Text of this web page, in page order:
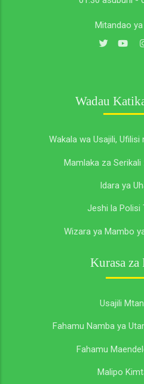
Mitandao
Wadau
Wakala wa Usajili, Ufilisi
Mamlaka za
Idara ya
Jeshi la Polisi
Wizara ya Mambo
Kurasa
Usajili
Fahamu Namba ya
Fahamu
Malipo